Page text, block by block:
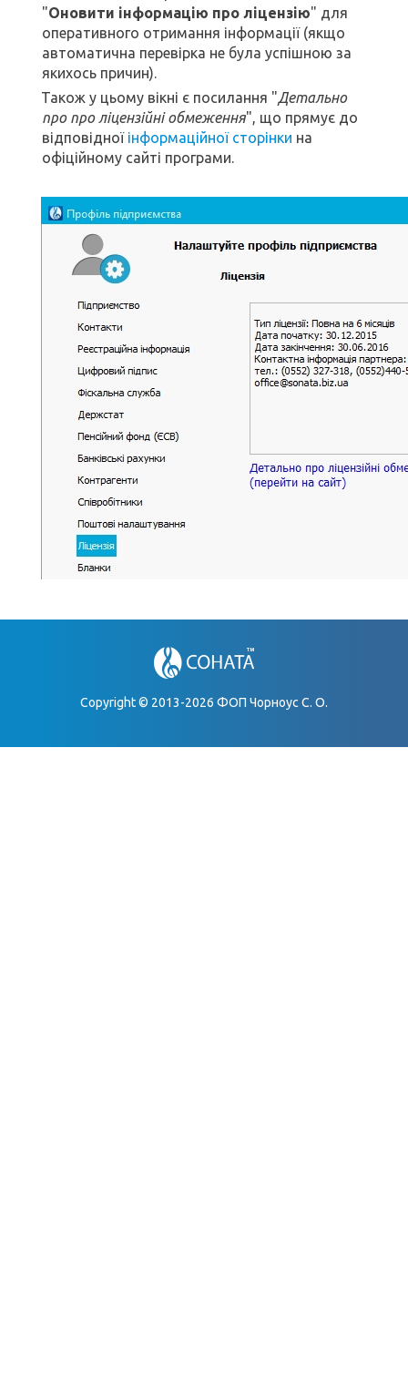
"Оновити інформацію про ліцензію" для
оперативного отримання інформації (якщо
автоматична перевірка не була успішною за
якихось причин).
Також у цьому вікні є посилання "Детально
про про ліцензійні обмеження", що прямує до
відповідної інформаційної сторінки на
офіційному сайті програми.
Copyright © 2013-2026 ФОП Чорноус С. О.